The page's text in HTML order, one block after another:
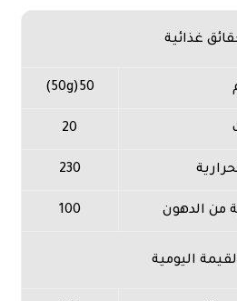
غذائية
50(50g)
20
230
من الدهون 100
اليومية